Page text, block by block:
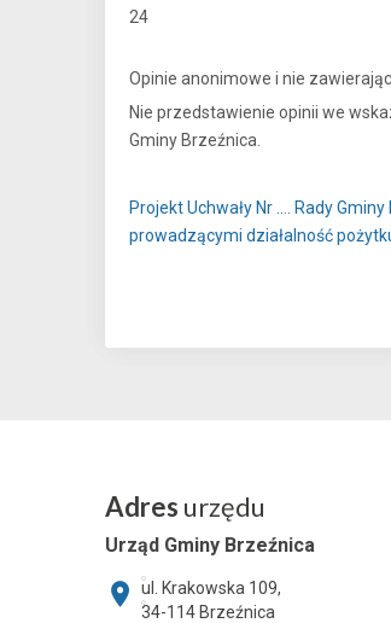
24
Opinie anonimowe i nie
Nie przedstawienie opinii we
Gminy Brzeźnica.
Projekt Uchwały Nr …. Rady
prowadzącymi działalność
Adres urzędu
Urząd Gminy Brzeźnica
ul. Krakowska 109,
34-114 Brzeźnica